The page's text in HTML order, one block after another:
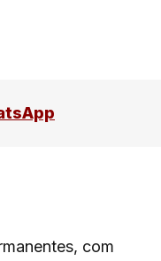
com